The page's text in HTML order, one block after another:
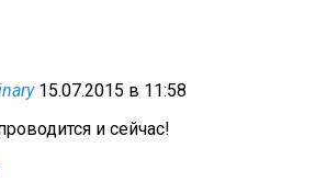
15.07.2015 в 11:58
и сейчас!